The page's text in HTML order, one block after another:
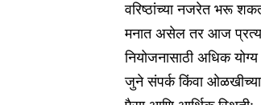
वरिष्ठांच्या नजरेत भरू
मनात असेल तर आज
नियोजनासाठी अधिक
जुने संपर्क किंवा